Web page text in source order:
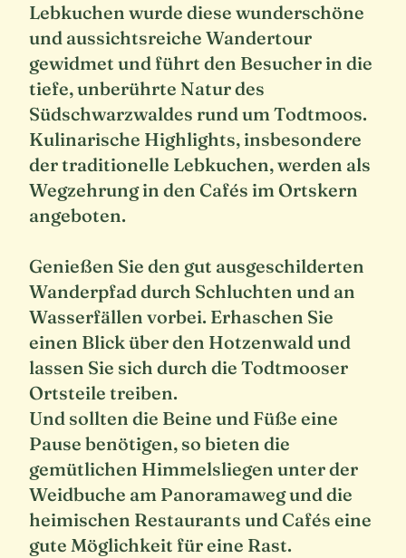
Lebkuchen wurde diese wunderschöne
und aussichtsreiche Wandertour
gewidmet und führt den Besucher in die
tiefe, unberührte Natur des
Südschwarzwaldes rund um Todtmoos.
Kulinarische Highlights, insbesondere
der traditionelle Lebkuchen, werden als
Wegzehrung in den Cafés im Ortskern
angeboten.
Genießen Sie den gut ausgeschilderten
Wanderpfad durch Schluchten und an
Wasserfällen vorbei. Erhaschen Sie
einen Blick über den Hotzenwald und
lassen Sie sich durch die Todtmooser
Ortsteile treiben.
Und sollten die Beine und Füße eine
Pause benötigen, so bieten die
gemütlichen Himmelsliegen unter der
Weidbuche am Panoramaweg und die
heimischen Restaurants und Cafés eine
gute Möglichkeit für eine Rast.